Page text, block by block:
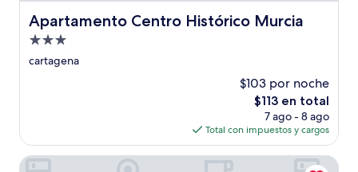
Apartamento Centro Histórico Murcia
Apartamento Centro Histórico Murcia
Propiedad
de
cartagena
$103 por noche
El
precio
actual
es
de
$113 en total
7 ago - 8 ago
Total con impuestos y cargos
Hotel Algorfa